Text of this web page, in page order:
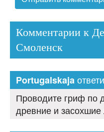
Комментарии к
Смоленск
Portugalskaja
Проводите гриф по
древние и